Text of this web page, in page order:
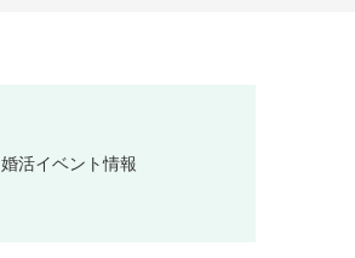
婚活イベント情報